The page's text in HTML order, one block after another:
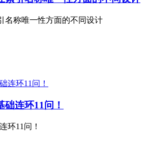
名称唯一性方面的不同设计
础连环11问！
环11问！